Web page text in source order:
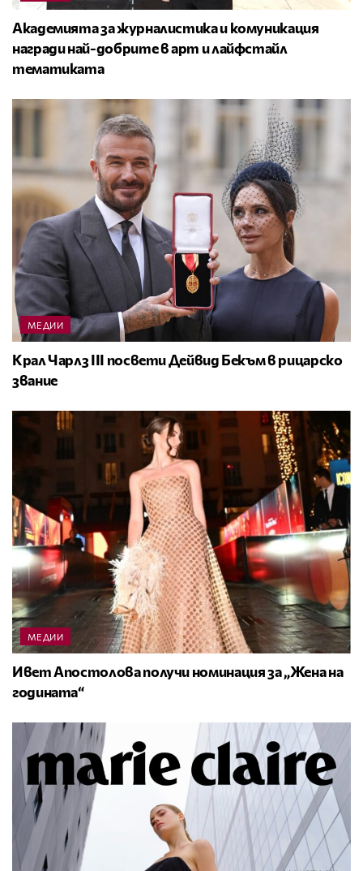
Академията за журналистика и комуникация
награди най-добрите в арт и лайфстайл
тематиката
МЕДИИ
Крал Чарлз III посвети Дейвид Бекъм в рицарско
звание
МЕДИИ
Ивет Апостолова получи номинация за „Жена на
годината“